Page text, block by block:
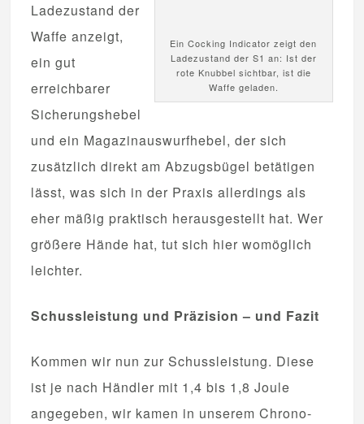
Ein Cocking Indicator zeigt den
Ladezustand der S1 an: Ist der
rote Knubbel sichtbar, ist die
Waffe geladen.
Ladezustand der
Waffe anzeigt,
ein gut
erreichbarer
Sicherungshebel
und ein Magazinauswurfhebel, der sich
zusätzlich direkt am Abzugsbügel betätigen
lässt, was sich in der Praxis allerdings als
eher mäßig praktisch herausgestellt hat. Wer
größere Hände hat, tut sich hier womöglich
leichter.
Schussleistung und Präzision – und Fazit
Kommen wir nun zur Schussleistung. Diese
ist je nach Händler mit 1,4 bis 1,8 Joule
angegeben, wir kamen in unserem Chrono-